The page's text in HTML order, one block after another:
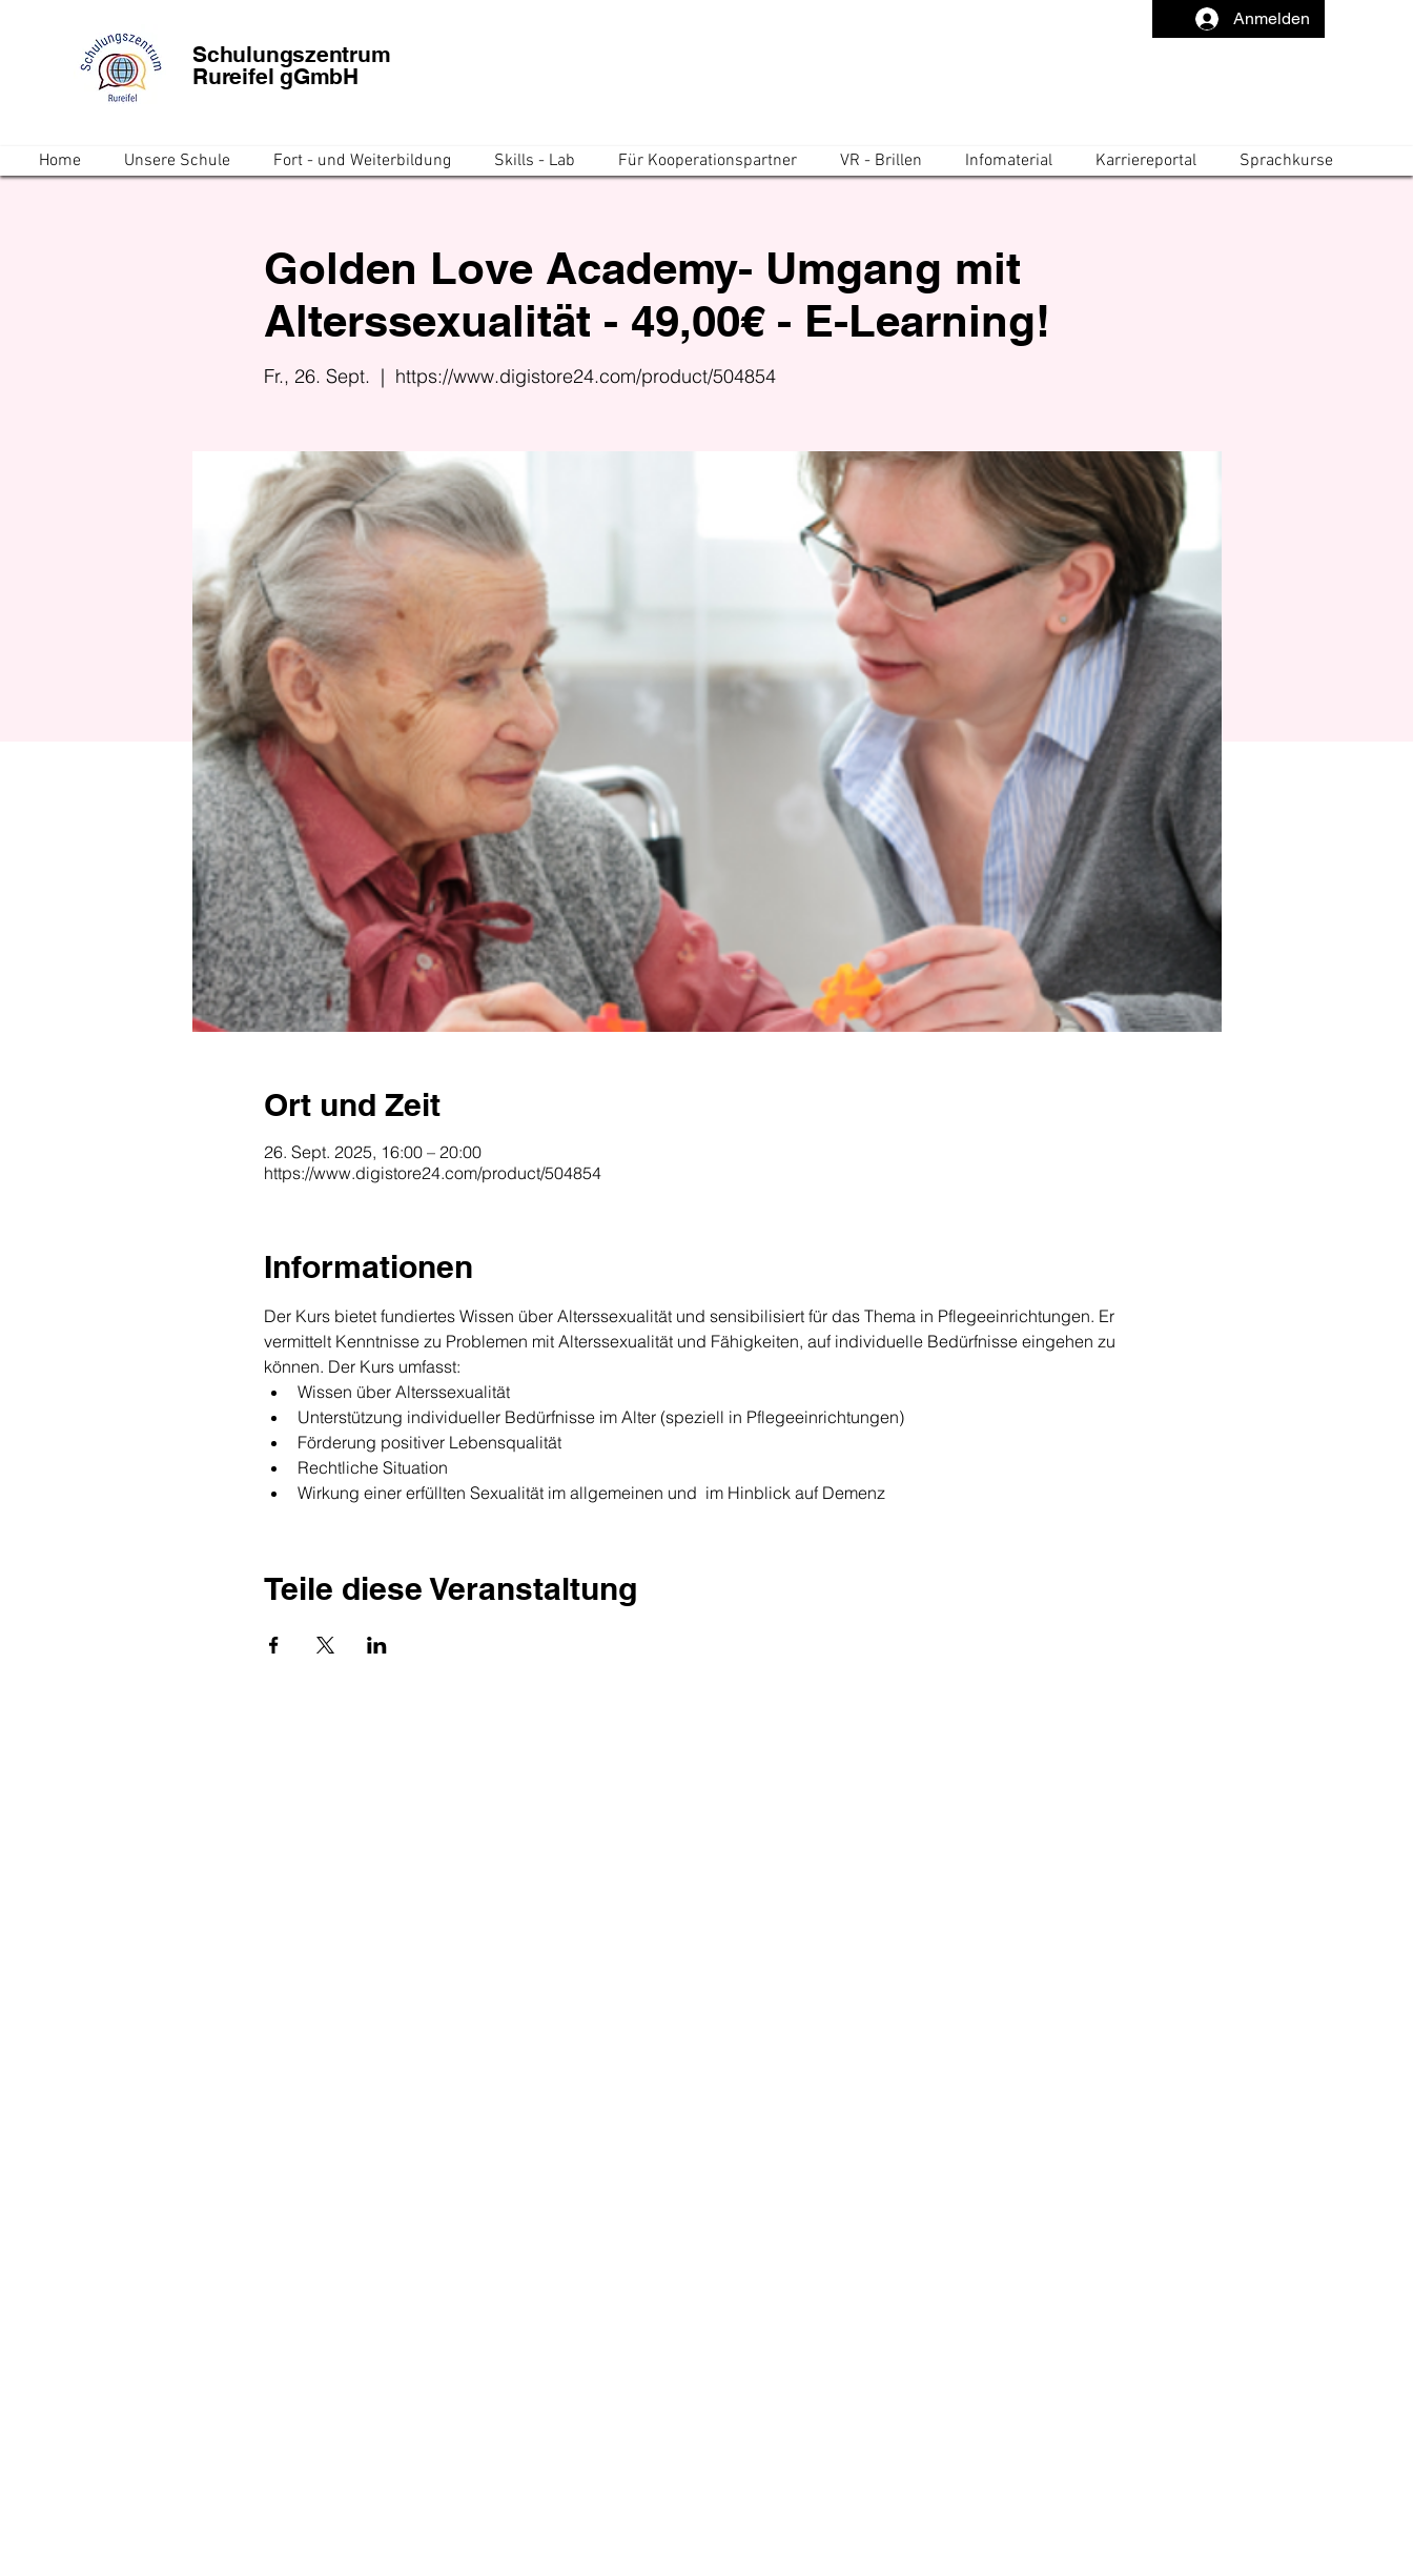
Anmelden
Schulungszentrum
Rureifel gGmbH
Home Unsere Schule Fort - und Weiterbildung Skills - Lab Für Kooperationspartner VR - Brillen Infomaterial Karriereportal Sprachkurse
Golden Love Academy- Umgang mit
Alterssexualität - 49,00€ - E-Learning!
Fr., 26. Sept.
  |
https://www.digistore24.com/product/504854
Ort und Zeit
26. Sept. 2025, 16:00 – 20:00
https://www.digistore24.com/product/504854
Informationen
Der Kurs bietet fundiertes Wissen über Alterssexualität und sensibilisiert für das Thema in Pflegeeinrichtungen. Er
vermittelt Kenntnisse zu Problemen mit Alterssexualität und Fähigkeiten, auf individuelle Bedürfnisse eingehen zu
können. Der Kurs umfasst:
Wissen über Alterssexualität
Unterstützung individueller Bedürfnisse im Alter (speziell in Pflegeeinrichtungen)
Förderung positiver Lebensqualität
Rechtliche Situation
Wirkung einer erfüllten Sexualität im allgemeinen und  im Hinblick auf Demenz
Teile diese Veranstaltung